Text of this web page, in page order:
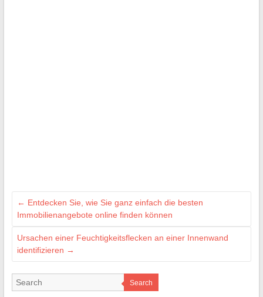
← Entdecken Sie, wie Sie ganz einfach die besten
Immobilienangebote online finden können
Ursachen einer Feuchtigkeitsflecken an einer Innenwand
identifizieren →
Search